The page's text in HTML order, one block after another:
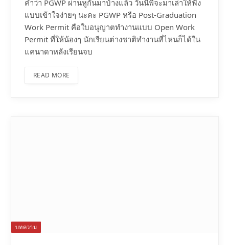
คำว่า PGWP ผ่านหูกันมาบ้างแล้ว วันนี้พี่จะมาเล่าให้ฟัง
แบบเข้าใจง่ายๆ นะคะ PGWP หรือ Post-Graduation
Work Permit คือใบอนุญาตทำงานแบบ Open Work
Permit ที่ให้น้องๆ นักเรียนต่างชาติทำงานที่ไหนก็ได้ใน
แคนาดาหลังเรียนจบ
READ MORE
บทความ